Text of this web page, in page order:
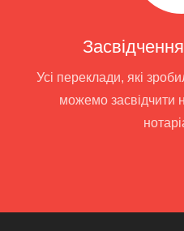
Усі переклади, які
можемо засвідчити